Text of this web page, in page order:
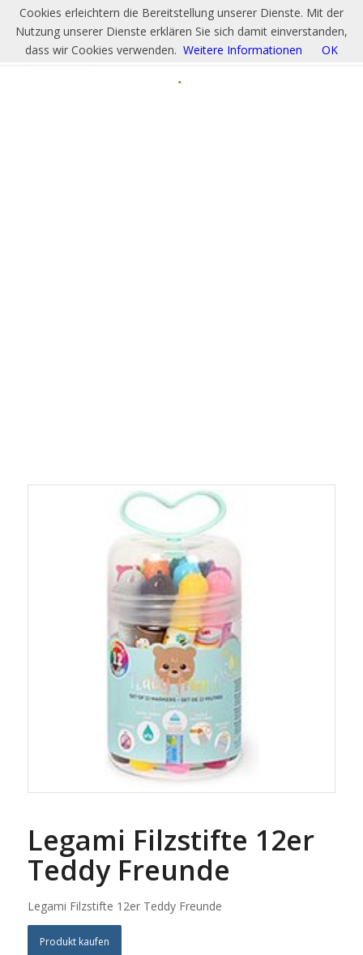
Legami Filzstifte 12er
Teddy Freunde
Legami Filzstifte 12er Teddy Freunde
Produkt kaufen
Cookies erleichtern die Bereitstellung unserer Dienste. Mit der
Nutzung unserer Dienste erklären Sie sich damit einverstanden,
dass wir Cookies verwenden. Weitere Informationen OK